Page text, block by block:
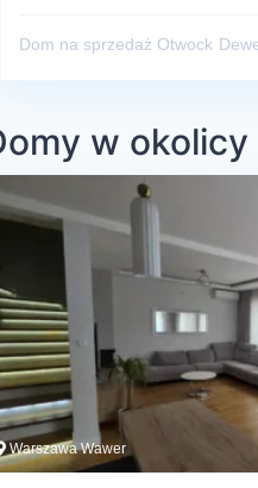
Dom na sprzedaż Otwock
w
Warszawa Wawer